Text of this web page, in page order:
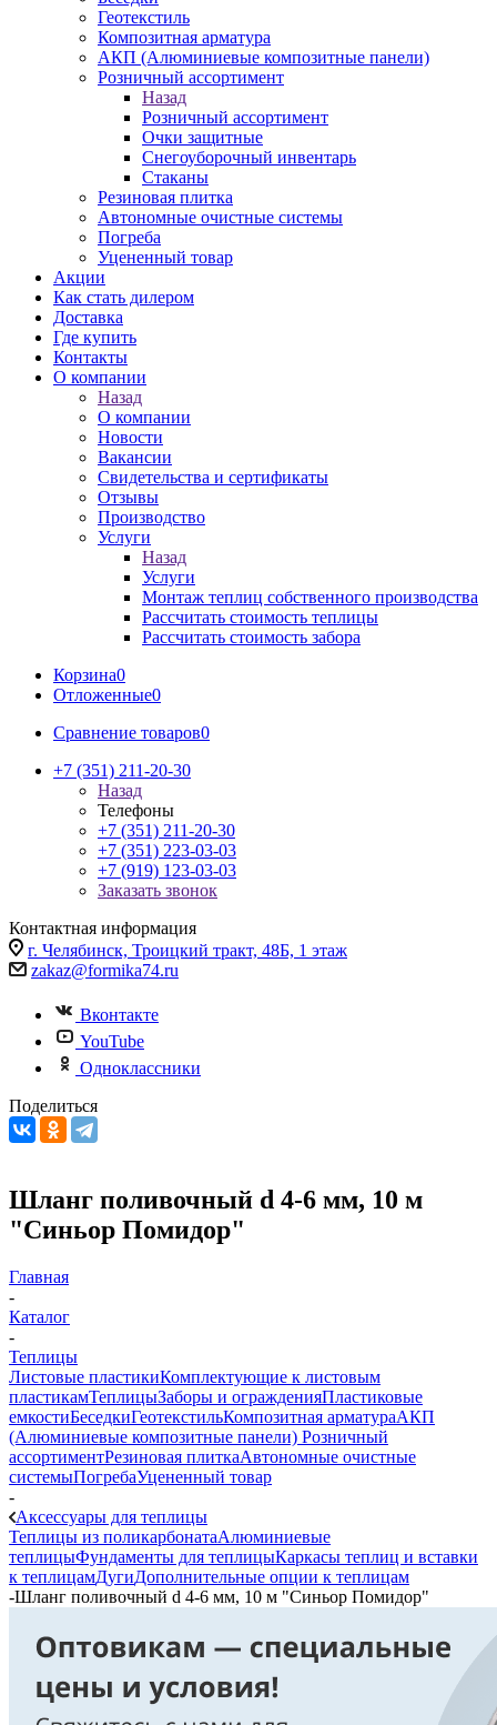
Геотекстиль
Композитная арматура
АКП (Алюминиевые композитные панели)
Розничный ассортимент
Назад
Розничный ассортимент
Очки защитные
Снегоуборочный инвентарь
Стаканы
Резиновая плитка
Автономные очистные системы
Погреба
Уцененный товар
Акции
Как стать дилером
Доставка
Где купить
Контакты
О компании
Назад
О компании
Новости
Вакансии
Свидетельства и сертификаты
Отзывы
Производство
Услуги
Назад
Услуги
Монтаж теплиц собственного производства
Рассчитать стоимость теплицы
Рассчитать стоимость забора
Корзина0
Отложенные0
Сравнение товаров0
+7 (351) 211-20-30
Назад
Телефоны
+7 (351) 211-20-30
+7 (351) 223-03-03
+7 (919) 123-03-03
Заказать звонок
Контактная информация
г. Челябинск, Троицкий тракт, 48Б, 1 этаж
zakaz@formika74.ru
Вконтакте
YouTube
Одноклассники
Поделиться
Шланг поливочный d 4-6 мм, 10 м
"Синьор Помидор"
Главная
-
Каталог
-
Теплицы
Листовые пластикиКомплектующие к листовым
пластикамТеплицыЗаборы и огражденияПластиковые
емкостиБеседкиГеотекстильКомпозитная арматураАКП
(Алюминиевые композитные панели) Розничный
ассортиментРезиновая плиткаАвтономные очистные
системыПогребаУцененный товар
-
Аксессуары для теплицы
Теплицы из поликарбонатаАлюминиевые
теплицыФундаменты для теплицыКаркасы теплиц и вставки
к теплицамДугиДополнительные опции к теплицам
-Шланг поливочный d 4-6 мм, 10 м "Синьор Помидор"